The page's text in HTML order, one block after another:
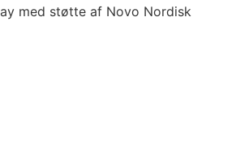
med støtte af Novo Nordisk